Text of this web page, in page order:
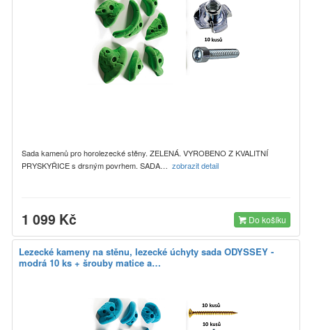
Sada kamenů pro horolezecké stěny. ZELENÁ. VYROBENO Z KVALITNÍ
PRYSKYŘICE s drsným povrhem. SADA… zobrazit detail
1 099 Kč Do košíku
Lezecké kameny na stěnu, lezecké úchyty sada ODYSSEY -
modrá 10 ks + šrouby matice a…